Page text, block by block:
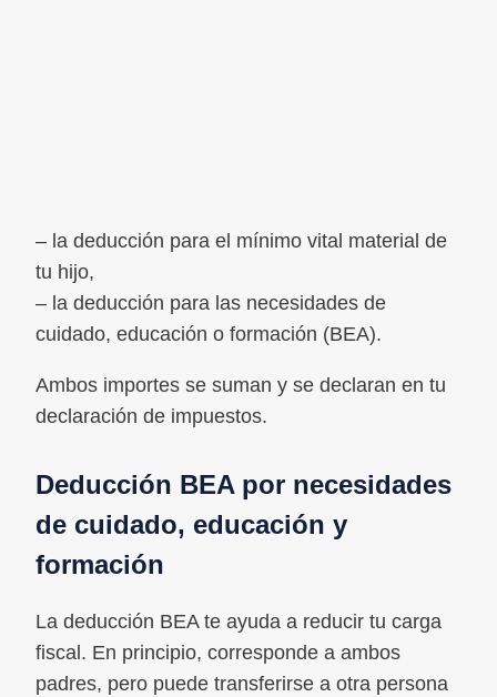
– la deducción para el mínimo vital material de
tu hijo,
– la deducción para las necesidades de
cuidado, educación o formación (BEA).
Ambos importes se suman y se declaran en tu
declaración de impuestos.
Deducción BEA por necesidades
de cuidado, educación y
formación
La deducción BEA te ayuda a reducir tu carga
fiscal. En principio, corresponde a ambos
padres, pero puede transferirse a otra persona